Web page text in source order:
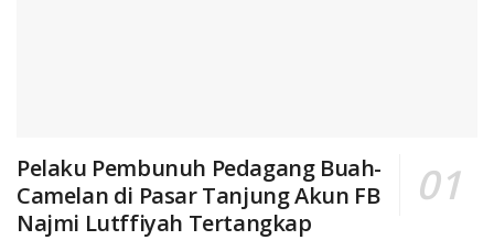
Pelaku Pembunuh Pedagang Buah-
Camelan di Pasar Tanjung Akun FB
Najmi Lutffiyah Tertangkap